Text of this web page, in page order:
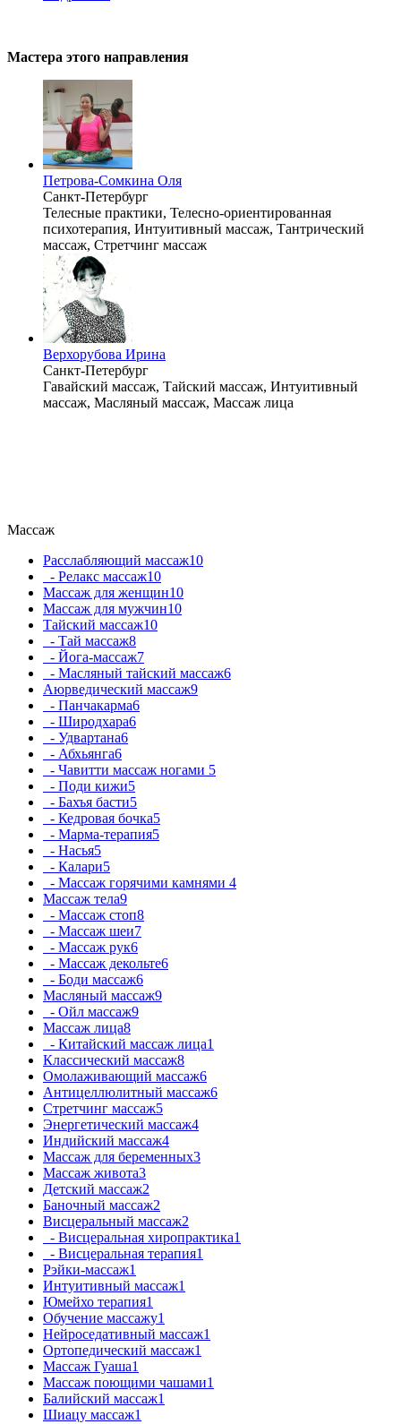
Мастера этого направления
Петрова-Сомкина Оля
Санкт-Петербург
Телесные практики, Телесно-ориентированная
психотерапия, Интуитивный массаж, Тантрический
массаж, Стретчинг массаж
Верхорубова Ирина
Санкт-Петербург
Гавайский массаж, Тайский массаж, Интуитивный
массаж, Масляный массаж, Массаж лица
Массаж
Расслабляющий массаж10
- Релакс массаж10
Массаж для женщин10
Массаж для мужчин10
Тайский массаж10
- Тай массаж8
- Йога-массаж7
- Масляный тайский массаж6
Аюрведический массаж9
- Панчакарма6
- Широдхара6
- Удвартана6
- Абхьянга6
- Чавитти массаж ногами 5
- Поди кижи5
- Бахъя басти5
- Кедровая бочка5
- Марма-терапия5
- Насья5
- Калари5
- Массаж горячими камнями 4
Массаж тела9
- Массаж стоп8
- Массаж шеи7
- Массаж рук6
- Массаж декольте6
- Боди массаж6
Масляный массаж9
- Ойл массаж9
Массаж лица8
- Китайский массаж лица1
Классический массаж8
Омолаживающий массаж6
Антицеллюлитный массаж6
Стретчинг массаж5
Энергетический массаж4
Индийский массаж4
Массаж для беременных3
Массаж живота3
Детский массаж2
Баночный массаж2
Висцеральный массаж2
- Висцеральная хиропрактика1
- Висцеральная терапия1
Рэйки-массаж1
Интуитивный массаж1
Юмейхо терапия1
Обучение массажу1
Нейроседативный массаж1
Ортопедический массаж1
Массаж Гуаша1
Массаж поющими чашами1
Балийский массаж1
Шиацу массаж1